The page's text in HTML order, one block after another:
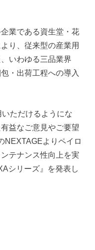
業である資生堂・花
り、従来型の産業用
いわゆる三品業界
・出荷工程への導入
ただけるようにな
益なご意見やご要望
NEXTAGEよりペイロ
テナンス性向上を実
シリーズ』を発表し